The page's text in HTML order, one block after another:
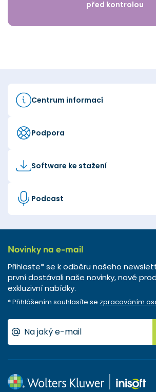
před kontrolou
Centrum informací
Podpora
Software ke stažení
Podcast
Novinky na e-mail
Přihlaste* se k odběru našeho
první dostávali naše novinky, nové
exkluzivní nabídky.
* Přihlášením souhlasíte se zpracováním